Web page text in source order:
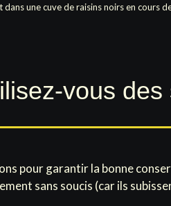
dans une cuve de raisins noirs en cours
vous des
pour garantir la bonne
sans soucis (car ils